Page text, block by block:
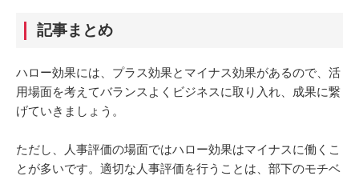
記事まとめ
ハロー効果には、プラス効果とマイナス効果があるので、活
用場面を考えてバランスよくビジネスに取り入れ、成果に繋
げていきましょう。
ただし、人事評価の場面ではハロー効果はマイナスに働くこ
とが多いです。適切な人事評価を行うことは、部下のモチベ